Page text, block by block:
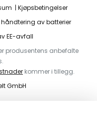
Kjøpsbetingelser
håndtering av batterier
EE-avfall
produsentens anbefalte
kommer i tillegg.
GmbH